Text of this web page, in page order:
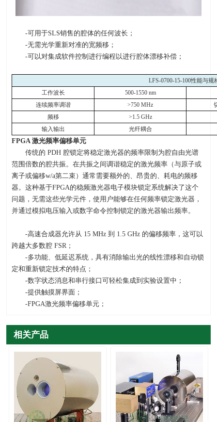
-可用于SLS销售的腔体的任何波长；
-无需光学重新对准的宽频移；
-可以对集成软件控制进行编程以进行腔体漂移补偿；
LFS-0700-15-100性能与规
工作波长
500-1550 nm
连续频率调谐
>750 MHz
频移
>1.5 GHz
输入输出
光纤耦合
FPGA激光频率偏移单元
传统的 PDH 腔锁定将稳定激光器的频率限制为腔自由光谱
范围倍数的腔共振。在共振之间调谐稳定的激光频率（与原子或
离子或偏移w/a第二束）通常需要额外的、昂贵的、耗电的频移
器。这种基于FPGA的稳频激光器电子模块锁定系统解决了这个
问题，无需这些光学元件，使用户能够在任何频率锁定激光器，
并通过模拟电压输入或数字命令控制锁定的激光器输出频率。
-高速合成器允许从 15 MHz到 1.5 GHz 的偏移频率，这可以
跨越大多数腔 FSR ；
-多功能、低延迟系统，具有消除输出光的线性漂移和自动锁
定和重新锁定技术的特点；
-数字状态消息和串行接口可轻松集成到实验设置中；
-提供触摸屏界面；
-FPGA激光频率偏移单元；
相关产品